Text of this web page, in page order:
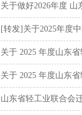
关于做好2026年度 山
[转发]关于2025年度
关于 2025 年度山东
关于 2025 年度山东
山东省轻工业联合会